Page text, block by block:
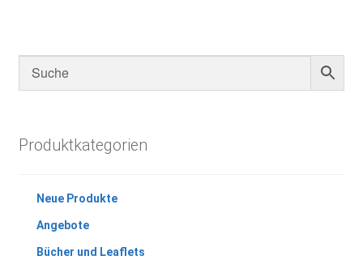
Produktkategorien
Neue Produkte
Angebote
Bücher und Leaflets